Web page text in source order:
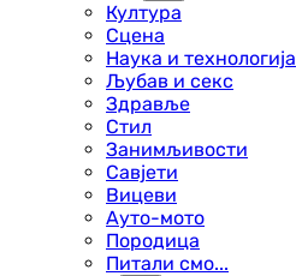
Култура
Сцена
Наука и технологија
Љубав и секс
Здравље
Стил
Занимљивости
Савјети
Вицеви
Ауто-мото
Породица
Питали смо...